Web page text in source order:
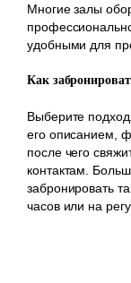
Многие залы
удобными для
Как
Выберите
его описанием,
после чего
контактам.
забронировать
часов или на